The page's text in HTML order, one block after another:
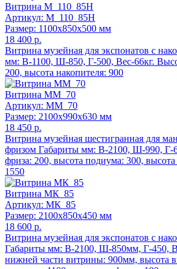
Витрина М_110_85Н
Артикул: М_110_85Н
Размер: 1100x850x500 мм
18 400 р.
Витрина музейная для экспонатов с
мм: В-1100, Ш-850, Г-500, Вес-66кг.
200, высота накопителя: 900
Витрина ММ_70
Артикул: ММ_70
Размер: 2100x990x630 мм
18 450 р.
Витрина музейная шестигранная для
фризом Габариты мм: В-2100, Ш-990, Г-
фриза: 200, высота подиума: 300, высота
1550
Витрина МК_85
Артикул: МК_85
Размер: 2100x850x450 мм
18 600 р.
Витрина музейная для экспонатов с
Габариты мм: В-2100, Ш-850мм, Г-450,
нижней части витрины: 900мм, высота